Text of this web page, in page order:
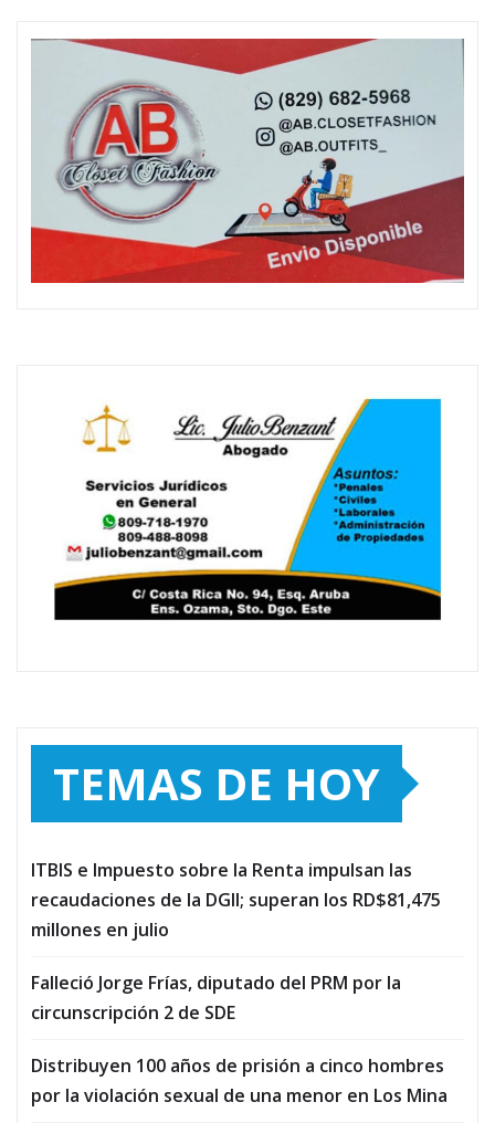
TEMAS DE HOY
ITBIS e Impuesto sobre la Renta impulsan las
recaudaciones de la DGII; superan los RD$81,475
millones en julio
Falleció Jorge Frías, diputado del PRM por la
circunscripción 2 de SDE
Distribuyen 100 años de prisión a cinco hombres
por la violación sexual de una menor en Los Mina